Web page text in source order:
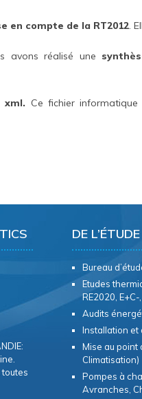
en compte de la RT2012.
avons réalisé une
xml. Ce fichier
toutes
DE
Bureau
Etudes
RE2020, E+C-
Audits
Installation et
Mise au point
Climatisation)
Pompes à
Avranches,